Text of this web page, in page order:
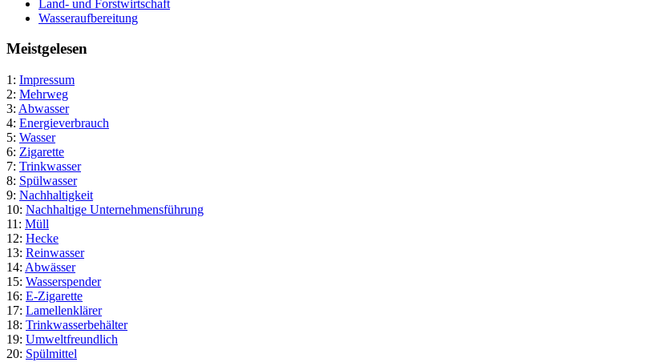
Land- und Forstwirtschaft
Wasseraufbereitung
Meistgelesen
1: Impressum
2: Mehrweg
3: Abwasser
4: Energieverbrauch
5: Wasser
6: Zigarette
7: Trinkwasser
8: Spülwasser
9: Nachhaltigkeit
10: Nachhaltige Unternehmensführung
11: Müll
12: Hecke
13: Reinwasser
14: Abwässer
15: Wasserspender
16: E-Zigarette
17: Lamellenklärer
18: Trinkwasserbehälter
19: Umweltfreundlich
20: Spülmittel